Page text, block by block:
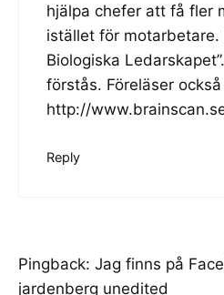
hjälpa chefer att få fler
istället för motarbetare.
Biologiska
förstås. Föreläser
http://
Reply
Pingback: Jag finns på
jardenberg unedited